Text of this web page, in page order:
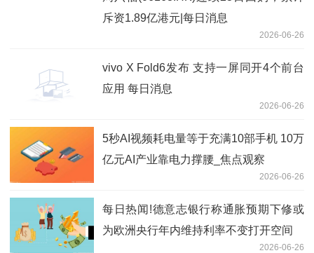
斥资1.89亿港元|每日消息
2026-06-26
vivo X Fold6发布 支持一屏同开4个前台
应用 每日消息
2026-06-26
5秒AI视频耗电量等于充满10部手机 10万
亿元AI产业靠电力撑腰_焦点观察
2026-06-26
每日热闻!德意志银行称通胀预期下修或
为欧洲央行年内维持利率不变打开空间
2026-06-26